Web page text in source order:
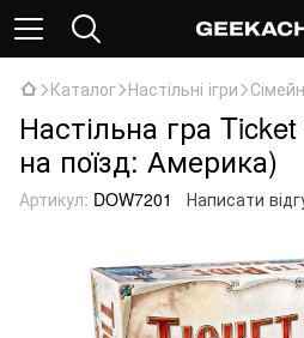
Каталог Настільні ігри
Настільна гра
на поїзд: Америка)
Артикул: DOW7201 Написати